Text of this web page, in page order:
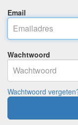
Email
Wachtwoord
Wachtwoord